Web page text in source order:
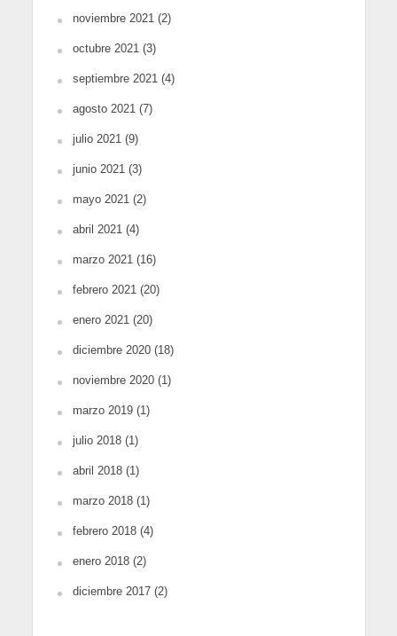
noviembre 2021(2)
octubre 2021(3)
septiembre 2021(4)
agosto 2021(7)
julio 2021(9)
junio 2021(3)
mayo 2021(2)
abril 2021(4)
marzo 2021(16)
febrero 2021(20)
enero 2021(20)
diciembre 2020(18)
noviembre 2020(1)
marzo 2019(1)
julio 2018(1)
abril 2018(1)
marzo 2018(1)
febrero 2018(4)
enero 2018(2)
diciembre 2017(2)